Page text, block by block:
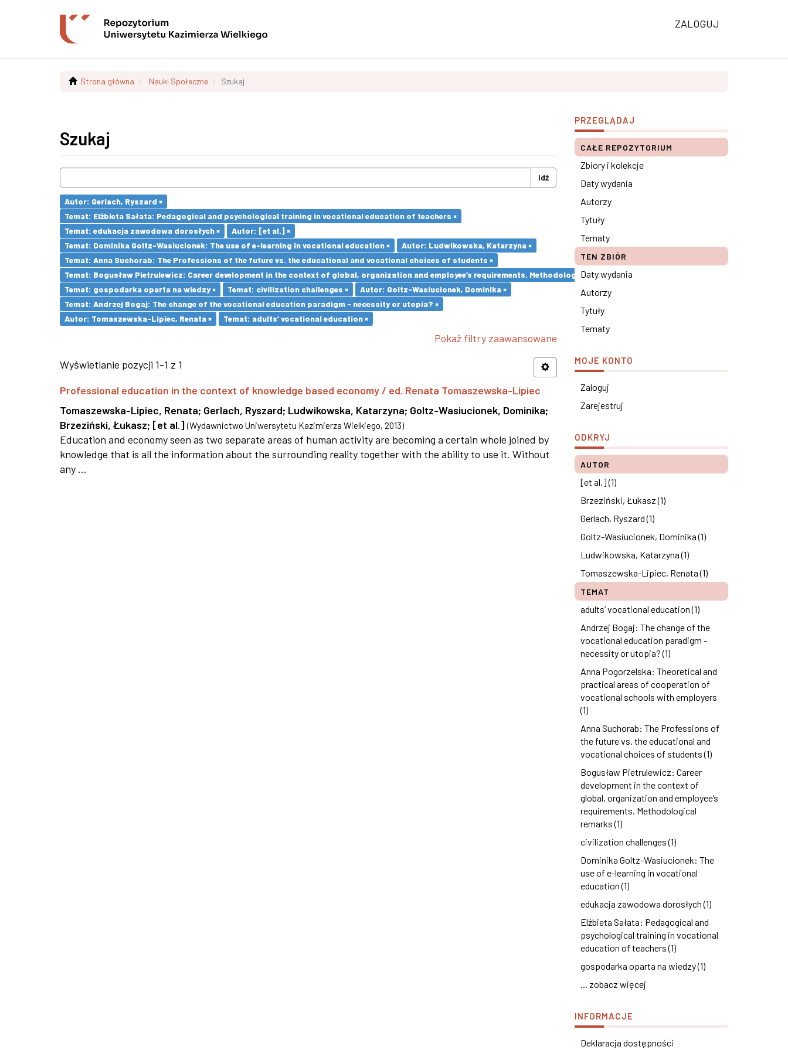
ZALOGUJ
Strona główna Nauki Społeczne Szukaj
Szukaj
Idź
Autor: Gerlach, Ryszard ×
Temat: Elżbieta Sałata: Pedagogical and psychological training in vocational education of teachers ×
Temat: edukacja zawodowa dorosłych ×
Autor: [et al.] ×
Temat: Dominika Goltz-Wasiucionek: The use of e-learning in vocational education ×
Autor: Ludwikowska, Katarzyna ×
Temat: Anna Suchorab: The Professions of the future vs. the educational and vocational choices of students ×
Temat: Bogusław Pietrulewicz: Career development in the context of global, organization and employee’s requirements. Methodological remarks ×
Temat: gospodarka oparta na wiedzy ×
Temat: civilization challenges ×
Autor: Goltz-Wasiucionek, Dominika ×
Temat: Andrzej Bogaj: The change of the vocational education paradigm - necessity or utopia? ×
Autor: Tomaszewska-Lipiec, Renata ×
Temat: adults’ vocational education ×
Pokaż filtry zaawansowane
Wyświetlanie pozycji 1-1 z 1
Professional education in the context of knowledge based economy / ed. Renata Tomaszewska-Lipiec
Tomaszewska-Lipiec, Renata; Gerlach, Ryszard; Ludwikowska, Katarzyna; Goltz-Wasiucionek, Dominika;
Brzeziński, Łukasz; [et al.] (Wydawnictwo Uniwersytetu Kazimierza Wielkiego, 2013)
Education and economy seen as two separate areas of human activity are becoming a certain whole joined by
knowledge that is all the information about the surrounding reality together with the ability to use it. Without
any ...
PRZEGLĄDAJ
CAŁE REPOZYTORIUM
Zbiory i kolekcje
Daty wydania
Autorzy
Tytuły
Tematy
TEN ZBIÓR
Daty wydania
Autorzy
Tytuły
Tematy
MOJE KONTO
Zaloguj
Zarejestruj
ODKRYJ
AUTOR
[et al.] (1)
Brzeziński, Łukasz (1)
Gerlach, Ryszard (1)
Goltz-Wasiucionek, Dominika (1)
Ludwikowska, Katarzyna (1)
Tomaszewska-Lipiec, Renata (1)
TEMAT
adults’ vocational education (1)
Andrzej Bogaj: The change of the
vocational education paradigm -
necessity or utopia? (1)
Anna Pogorzelska: Theoretical and
practical areas of cooperation of
vocational schools with employers
(1)
Anna Suchorab: The Professions of
the future vs. the educational and
vocational choices of students (1)
Bogusław Pietrulewicz: Career
development in the context of
global, organization and employee’s
requirements. Methodological
remarks (1)
civilization challenges (1)
Dominika Goltz-Wasiucionek: The
use of e-learning in vocational
education (1)
edukacja zawodowa dorosłych (1)
Elżbieta Sałata: Pedagogical and
psychological training in vocational
education of teachers (1)
gospodarka oparta na wiedzy (1)
... zobacz więcej
INFORMACJE
Deklaracja dostępności